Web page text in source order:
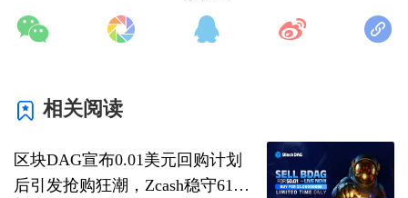
相关阅读
区块DAG宣布0.01美元回购计划
后引发抢购狂潮，Zcash稳守619